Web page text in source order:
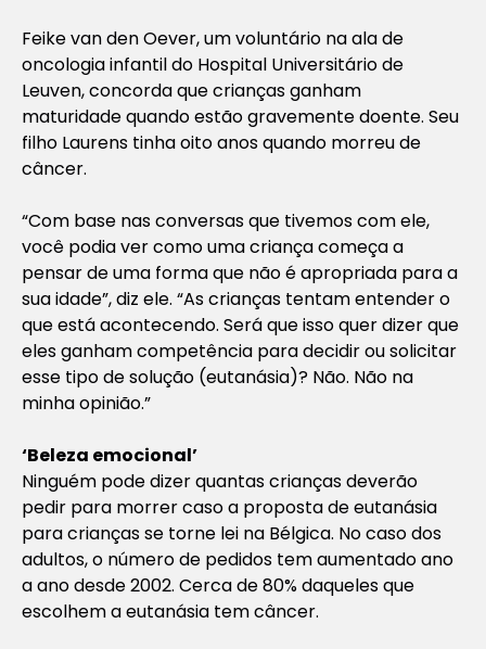
Feike van den Oever, um voluntário na ala de
oncologia infantil do Hospital Universitário de
Leuven, concorda que crianças ganham
maturidade quando estão gravemente doente. Seu
filho Laurens tinha oito anos quando morreu de
câncer.
“Com base nas conversas que tivemos com ele,
você podia ver como uma criança começa a
pensar de uma forma que não é apropriada para a
sua idade”, diz ele. “As crianças tentam entender o
que está acontecendo. Será que isso quer dizer que
eles ganham competência para decidir ou solicitar
esse tipo de solução (eutanásia)? Não. Não na
minha opinião.”
‘Beleza emocional’
Ninguém pode dizer quantas crianças deverão
pedir para morrer caso a proposta de eutanásia
para crianças se torne lei na Bélgica. No caso dos
adultos, o número de pedidos tem aumentado ano
a ano desde 2002. Cerca de 80% daqueles que
escolhem a eutanásia tem câncer.